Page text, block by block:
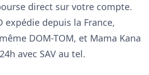
direct sur votre compte.
expédie depuis la France,
DOM-TOM, et Mama Kana
avec SAV au tel.